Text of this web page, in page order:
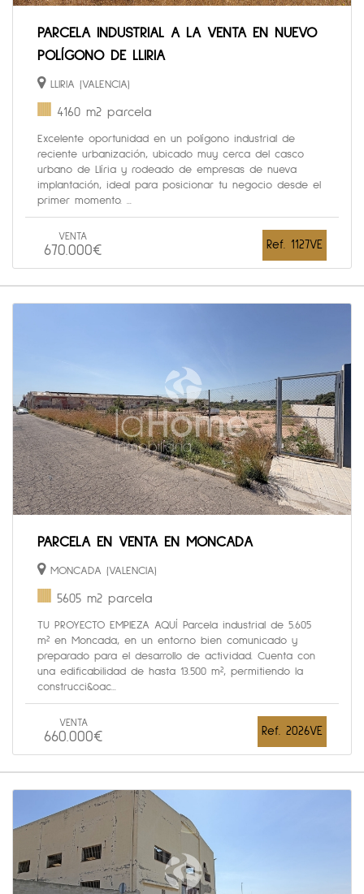
PARCELA INDUSTRIAL A LA VENTA EN NUEVO
POLÍGONO DE LLIRIA
LLIRIA (VALENCIA)
4160 m2 parcela
Excelente oportunidad en un polígono industrial de
reciente urbanización, ubicado muy cerca del casco
urbano de Llíria y rodeado de empresas de nueva
implantación, ideal para posicionar tu negocio desde el
primer momento. ...
VENTA
670.000€ Ref. 1127VE
PARCELA EN VENTA EN MONCADA
MONCADA (VALENCIA)
5605 m2 parcela
TU PROYECTO EMPIEZA AQUÍ Parcela industrial de 5.605
m² en Moncada, en un entorno bien comunicado y
preparado para el desarrollo de actividad. Cuenta con
una edificabilidad de hasta 13.500 m², permitiendo la
construcci&oac...
VENTA
660.000€ Ref. 2026VE